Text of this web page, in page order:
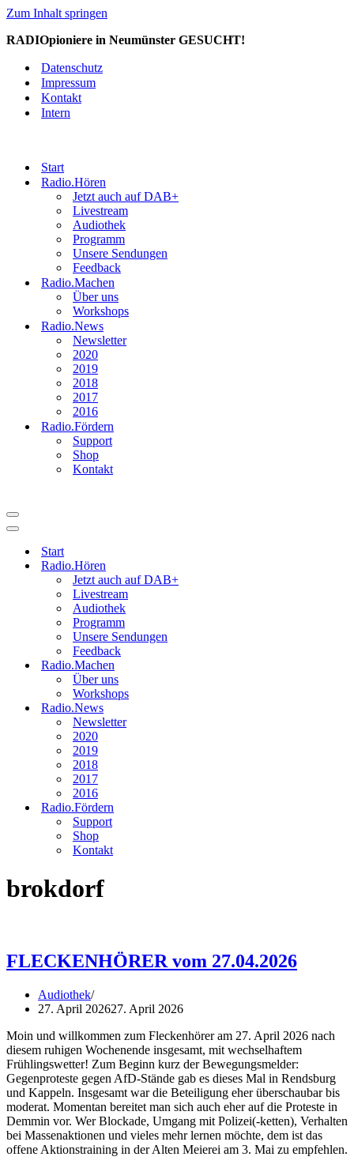
Zum Inhalt springen
RADIOpioniere in Neumünster GESUCHT!
Datenschutz
Impressum
Kontakt
Intern
Start
Radio.Hören
Jetzt auch auf DAB+
Livestream
Audiothek
Programm
Unsere Sendungen
Feedback
Radio.Machen
Über uns
Workshops
Radio.News
Newsletter
2020
2019
2018
2017
2016
Radio.Fördern
Support
Shop
Kontakt
Navigationsmenü
Navigationsmenü
Start
Radio.Hören
Jetzt auch auf DAB+
Livestream
Audiothek
Programm
Unsere Sendungen
Feedback
Radio.Machen
Über uns
Workshops
Radio.News
Newsletter
2020
2019
2018
2017
2016
Radio.Fördern
Support
Shop
Kontakt
brokdorf
FLECKENHÖRER vom 27.04.2026
Audiothek
27. April 202627. April 2026
Moin und willkommen zum Fleckenhörer am 27. April 2026 nach
diesem ruhigen Wochenende insgesamt, mit wechselhaftem
Frühlingswetter! Zum Beginn kurz der Bewegungsmelder:
Gegenproteste gegen AfD-Stände gab es dieses Mal in Rendsburg
und Kappeln. Insgesamt war die Beteiligung eher überschaubar bis
moderat. Momentan bereitet man sich auch eher auf die Proteste in
Demmin vor. Wer Blockade, Umgang mit Polizei(-ketten), Verhalten
bei Massenaktionen und vieles mehr lernen möchte, dem ist das
offene Aktionstraining in der Alten Meierei am 3. Mai zu empfehlen.